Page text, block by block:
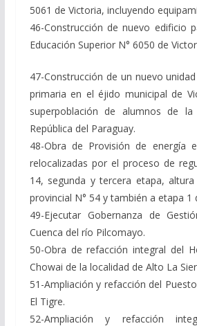
5061 de Victoria, incluyendo
46-Construcción de nuevo edificio
Educación Superior N° 6050 de
47-Construcción de un nuevo
primaria en el éjido municipal de
superpoblación de alumnos de la
República del Paraguay.
48-Obra de Provisión de energía
relocalizadas por el proceso de
14, segunda y tercera etapa,
provincial N° 54 y también a etapa 1
49-Ejecutar Gobernanza de
Cuenca del río Pilcomayo.
50-Obra de refacción integral del
Chowai de la localidad de Alto La
51-Ampliación y refacción del
El Tigre.
52-Ampliación y refacción